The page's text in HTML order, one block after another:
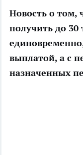
Новость о том,
получить до 30
выплатой, а с
назначенных